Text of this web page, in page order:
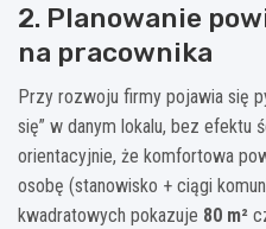
2. Planowanie
na pracownika
Przy rozwoju firmy pojawia się
się” w danym lokalu, bez efektu
orientacyjnie, że komfortowa
osobę (stanowisko + ciągi
kwadratowych pokazuje 80 m²